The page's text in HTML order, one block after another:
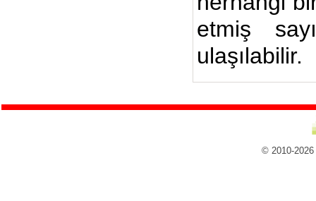
etmiş
ulaşılabilir.
© 2010-2026